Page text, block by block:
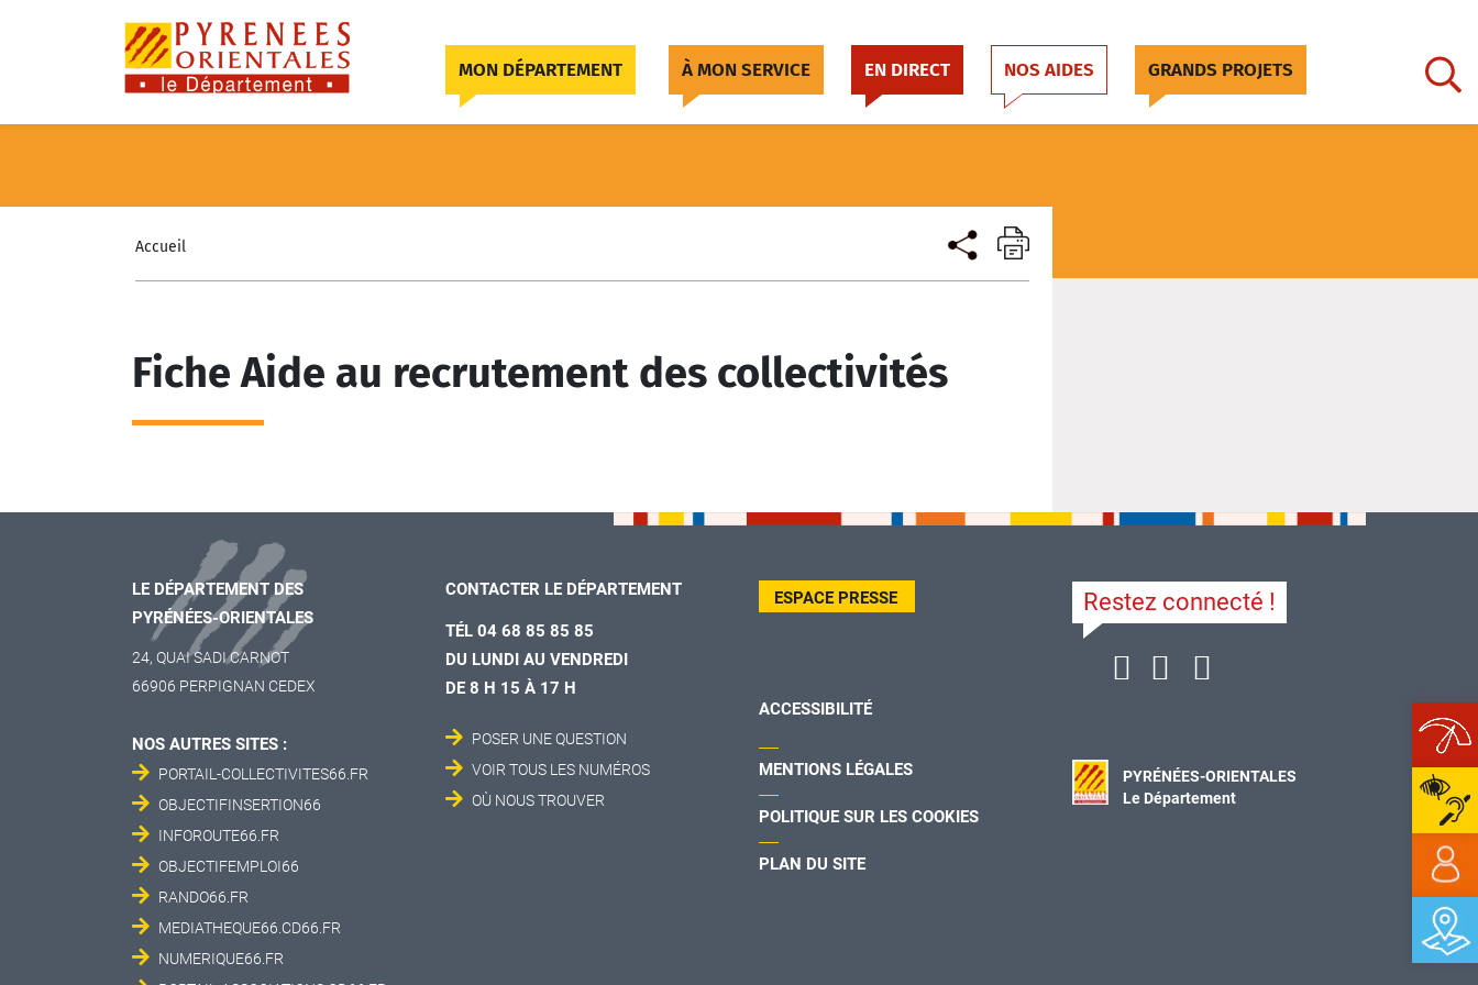
MON DÉPARTEMENT À MON SERVICE EN DIRECT NOS AIDES GRANDS PROJETS
Accueil
Fiche Aide au recrutement des collectivités
LE DÉPARTEMENT DES
PYRÉNÉES-ORIENTALES
24, QUAI SADI CARNOT
66906 PERPIGNAN CEDEX
NOS AUTRES SITES :
PORTAIL-COLLECTIVITES66.FR
OBJECTIFINSERTION66
INFOROUTE66.FR
OBJECTIFEMPLOI66
RANDO66.FR
MEDIATHEQUE66.CD66.FR
NUMERIQUE66.FR
CONTACTER LE DÉPARTEMENT
TÉL 04 68 85 85 85
DU LUNDI AU VENDREDI
DE 8 H 15 À 17 H
POSER UNE QUESTION
VOIR TOUS LES NUMÉROS
OÙ NOUS TROUVER
ESPACE PRESSE
ACCESSIBILITÉ
MENTIONS LÉGALES
POLITIQUE SUR LES COOKIES
PLAN DU SITE
Restez connecté !
PYRÉNÉES-ORIENTALES
Le Département